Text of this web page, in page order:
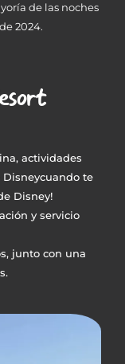
de las noches
2024.
actividades
te
Disney!
y servicio
junto con una